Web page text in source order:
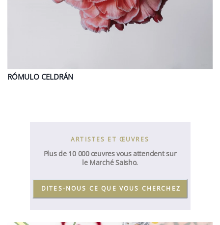
RÓMULO CELDRÁN
ARTISTES ET ŒUVRES
Plus de 10 000 œuvres vous attendent sur
le Marché Saisho.
DITES-NOUS CE QUE VOUS CHERCHEZ